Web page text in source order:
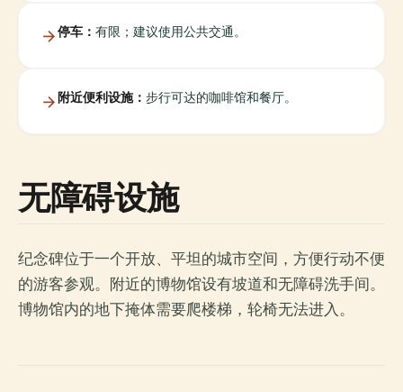
停车： 有限；建议使用公共交通。
附近便利设施： 步行可达的咖啡馆和餐厅。
无障碍设施
纪念碑位于一个开放、平坦的城市空间，方便行动不便
的游客参观。附近的博物馆设有坡道和无障碍洗手间。
博物馆内的地下掩体需要爬楼梯，轮椅无法进入。